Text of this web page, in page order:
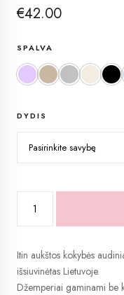
€42.00
SPALVA
AlyvinėBeigeGrey-White
DYDIS
produkto
Širdelė
vaikiškas
džemperis
Itin aukštos kokybės
išsiuvinėtas Lietuvoje.
Džemperiai gaminami be